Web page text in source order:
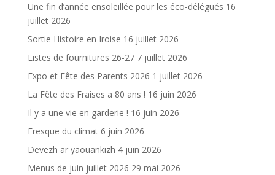
Une fin d’année ensoleillée pour les éco-délégués 16
juillet 2026
Sortie Histoire en Iroise 16 juillet 2026
Listes de fournitures 26-27 7 juillet 2026
Expo et Fête des Parents 2026 1 juillet 2026
La Fête des Fraises a 80 ans ! 16 juin 2026
Il y a une vie en garderie ! 16 juin 2026
Fresque du climat 6 juin 2026
Devezh ar yaouankizh 4 juin 2026
Menus de juin juillet 2026 29 mai 2026